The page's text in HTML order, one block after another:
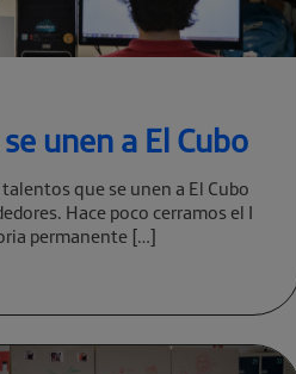
unen a El Cubo
que se unen a El Cubo
Hace poco cerramos el I
permanente […]